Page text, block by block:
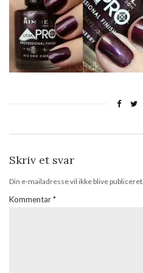
Skriv et svar
Din e-mailadresse vil ikke blive publiceret.
Kommentar*